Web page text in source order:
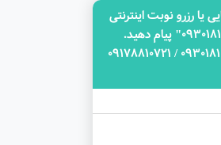
یا رزرو نوبت اینترنتی
با این دکتر، در واتساپ "09301810721" پیام دهید.